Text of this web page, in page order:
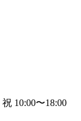
10:00〜18:00